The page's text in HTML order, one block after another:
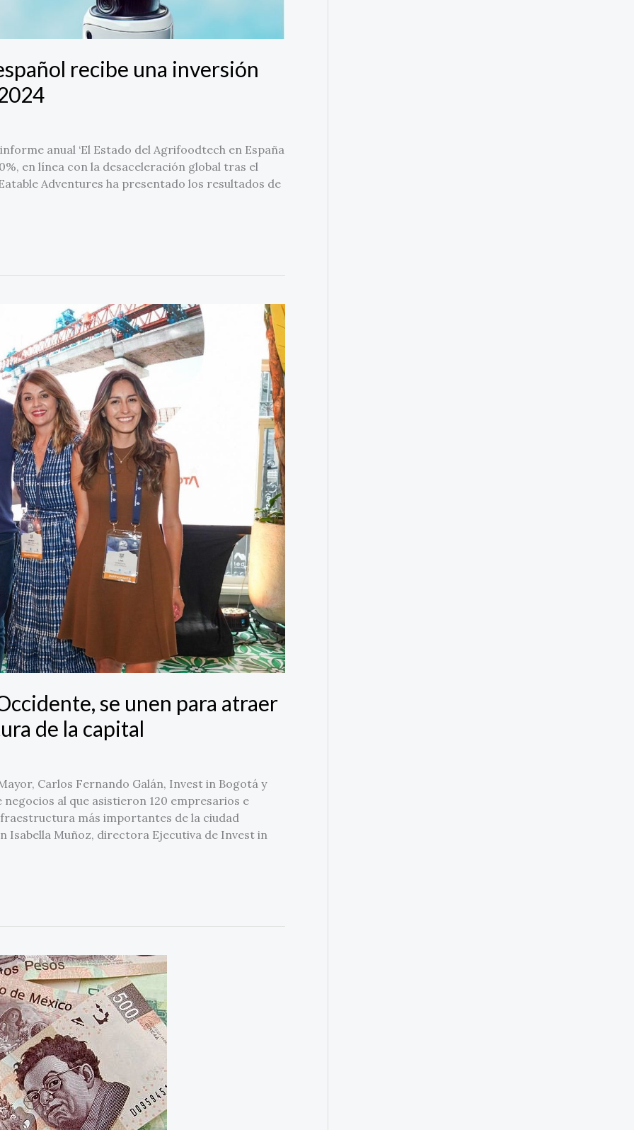
recibe una inversión
anual ‘El Estado del Agrifoodtech en España
en línea con la desaceleración global tras el
Adventures ha presentado los resultados de
se unen para atraer
de la capital
Carlos Fernando Galán, Invest in Bogotá y
al que asistieron 120 empresarios e
más importantes de la ciudad
Isabella Muñoz, directora Ejecutiva de Invest in